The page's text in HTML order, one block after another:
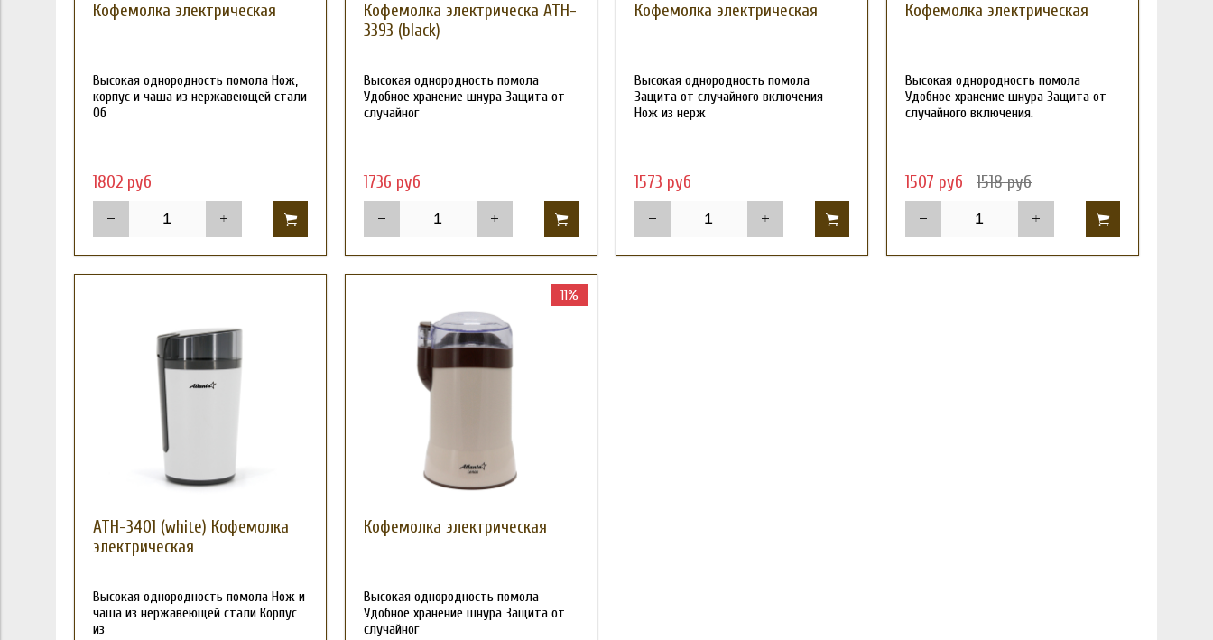
Кофемолка электрическая
Высокая однородность помола Нож,
корпус и чаша из нержавеющей стали
Об
1802 руб
Кофемолка электрическа ATH-
3393 (black)
Высокая однородность помола
Удобное хранение шнура Защита от
случайног
1736 руб
Кофемолка электрическая
Высокая однородность помола
Защита от случайного включения
Нож из нерж
1573 руб
Кофемолка электрическая
Высокая однородность помола
Удобное хранение шнура Защита от
случайного включения.
1507 руб 1518 руб
ATH-3401 (white) Кофемолка
электрическая
Высокая однородность помола Нож и
чаша из нержавеющей стали Корпус
из
11%
Кофемолка электрическая
Высокая однородность помола
Удобное хранение шнура Защита от
случайног